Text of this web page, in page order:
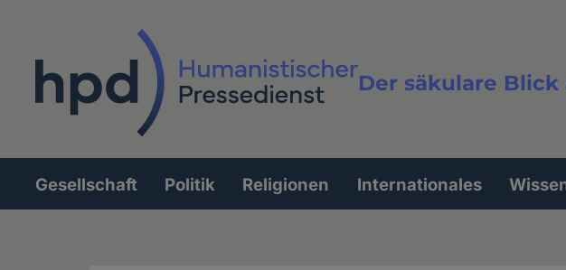
Der säkulare
Volltextsuche
Hauptnavigation
Gesellschaft Politik Religionen Internationales